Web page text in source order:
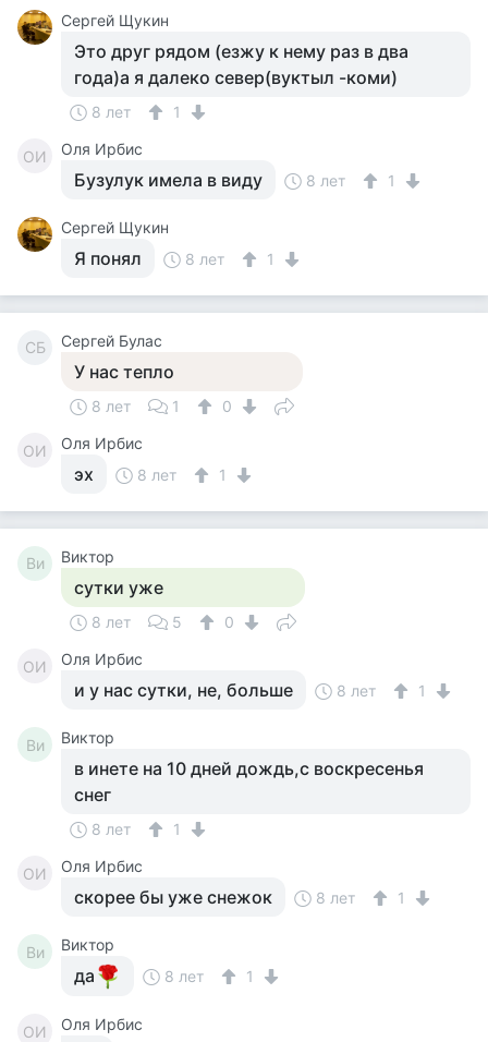
Сергей Щукин
Это друг рядом (езжу к нему раз в два
года)а я далеко север(вуктыл -коми)
8 лет 1
ОИ Оля Ирбис
Бузулук имела в виду 8 лет 1
Сергей Щукин
Я понял 8 лет 1
СБ Сергей Булас
У нас тепло
8 лет 1 0
ОИ Оля Ирбис
эх 8 лет 1
Ви Виктор
сутки уже
8 лет 5 0
ОИ Оля Ирбис
и у нас сутки, не, больше 8 лет 1
Ви Виктор
в инете на 10 дней дождь,с воскресенья
снег
8 лет 1
ОИ Оля Ирбис
скорее бы уже снежок 8 лет 1
Ви Виктор
да 8 лет 1
ОИ
Оля Ирбис